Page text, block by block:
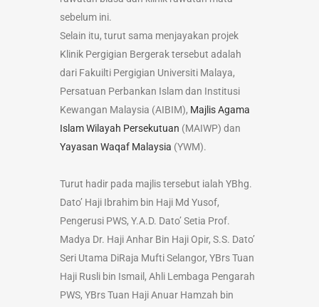
sebelum ini.
Selain itu, turut sama menjayakan projek
Klinik Pergigian Bergerak tersebut adalah
dari Fakuilti Pergigian Universiti Malaya,
Persatuan Perbankan Islam dan Institusi
Kewangan Malaysia (AIBIM), Majlis Agama
Islam Wilayah Persekutuan (MAIWP) dan
Yayasan Waqaf Malaysia (YWM).
Turut hadir pada majlis tersebut ialah YBhg.
Dato’ Haji Ibrahim bin Haji Md Yusof,
Pengerusi PWS, Y.A.D. Dato’ Setia Prof.
Madya Dr. Haji Anhar Bin Haji Opir, S.S. Dato’
Seri Utama DiRaja Mufti Selangor, YBrs Tuan
Haji Rusli bin Ismail, Ahli Lembaga Pengarah
PWS, YBrs Tuan Haji Anuar Hamzah bin